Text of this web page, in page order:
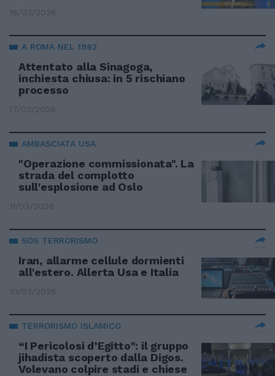
18/03/2026
A ROMA NEL 1982
Attentato alla Sinagoga,
inchiesta chiusa: in 5 rischiano
processo
17/03/2026
AMBASCIATA USA
"Operazione commissionata". La
strada del complotto
sull'esplosione ad Oslo
11/03/2026
SOS TERRORISMO
Iran, allarme cellule dormienti
all'estero. Allerta Usa e Italia
10/03/2026
TERRORISMO ISLAMICO
“I Pericolosi d’Egitto": il gruppo
jihadista scoperto dalla Digos.
Volevano colpire stadi e chiese